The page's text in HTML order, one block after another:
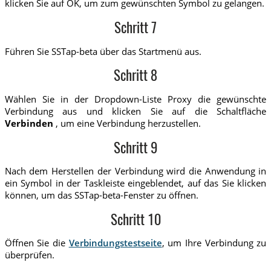
klicken Sie auf OK, um zum gewünschten Symbol zu gelangen.
Schritt 7
Führen Sie SSTap-beta über das Startmenü aus.
Schritt 8
Wählen Sie in der Dropdown-Liste Proxy die gewünschte
Verbindung aus und klicken Sie auf die Schaltfläche
Verbinden , um eine Verbindung herzustellen.
Schritt 9
Nach dem Herstellen der Verbindung wird die Anwendung in
ein Symbol in der Taskleiste eingeblendet, auf das Sie klicken
können, um das SSTap-beta-Fenster zu öffnen.
Schritt 10
Öffnen Sie die Verbindungstestseite, um Ihre Verbindung zu
überprüfen.